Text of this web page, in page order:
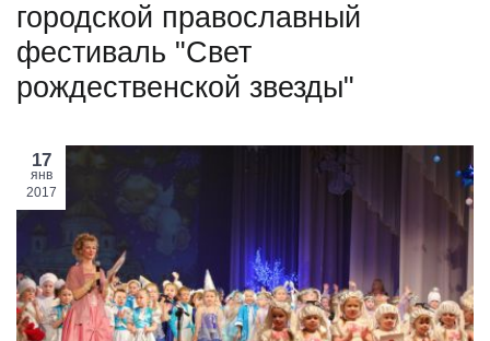
городской православный
фестиваль "Свет
рождественской звезды"
17
янв
2017